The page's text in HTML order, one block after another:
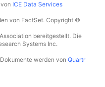
ICE Data Services
von FactSet. Copyright ©
bereitgestellt. Die
Systems Inc.
werden von Quartr